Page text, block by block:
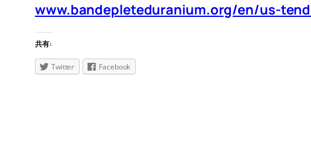
www.bandepleteduranium.org/en/us-
共有:
Twitter Facebook